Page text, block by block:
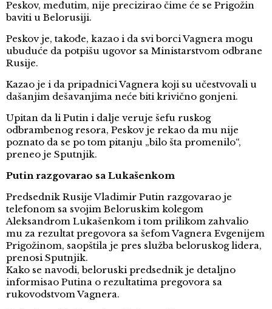
Peskov, međutim, nije precizirao čime će se Prigožin
baviti u Belorusiji.
Peskov je, takođe, kazao i da svi borci Vagnera mogu
ubuduće da potpišu ugovor sa Ministarstvom odbrane
Rusije.
Kazao je i da pripadnici Vagnera koji su učestvovali u
dašanjim dešavanjima neće biti krivično gonjeni.
Upitan da li Putin i dalje veruje šefu ruskog
odbrambenog resora, Peskov je rekao da mu nije
poznato da se po tom pitanju „bilo šta promenilo“,
preneo je Sputnjik.
Putin razgovarao sa Lukašenkom
Predsednik Rusije Vladimir Putin razgovarao je
telefonom sa svojim Beloruskim kolegom
Aleksandrom Lukašenkom i tom prilikom zahvalio
mu za rezultat pregovora sa šefom Vagnera Evgenijem
Prigožinom, saopštila je pres služba beloruskog lidera,
prenosi Sputnjik.
Kako se navodi, beloruski predsednik je detaljno
informisao Putina o rezultatima pregovora sa
rukovodstvom Vagnera.